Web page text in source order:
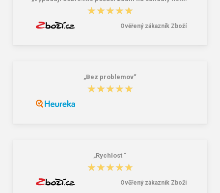
★★★★★
★★★★★
Ověřený zákazník Zboží
„Bez problemov“
★★★★★
★★★★★
„Rychlost “
★★★★★
★★★★★
Ověřený zákazník Zboží